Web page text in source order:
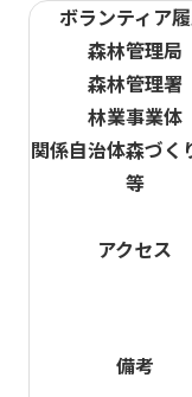
ボランティア
森林管理局
森林管理署
林業事業体
関係自治体森づく
等
アクセス
備考